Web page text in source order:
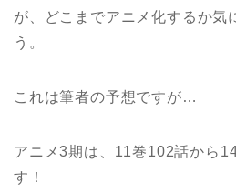
が、どこまでアニメ化するか気
う。
これは筆者の予想ですが…
アニメ3期は、11巻102話から
す！